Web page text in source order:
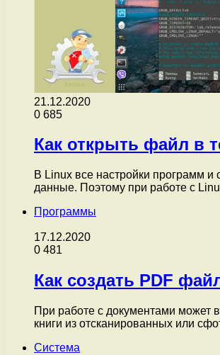
21.12.2020
0 685
Как открыть файл в
В Linux все настройки программ и
данные. Поэтому при работе с
Программы
17.12.2020
0 481
Как создать PDF
При работе с документами может
книги из отсканированных или
Система